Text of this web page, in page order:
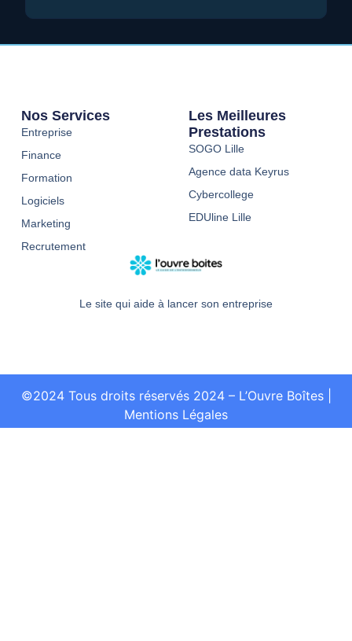
Le site qui aide à lancer son entreprise
Nos Services
Entreprise
Finance
Formation
Logiciels
Marketing
Recrutement
Les Meilleures
Prestations
SOGO Lille
Agence data Keyrus
Cybercollege
EDUline Lille
©2024 Tous droits réservés 2024 – L’Ouvre Boîtes
Mentions Légales